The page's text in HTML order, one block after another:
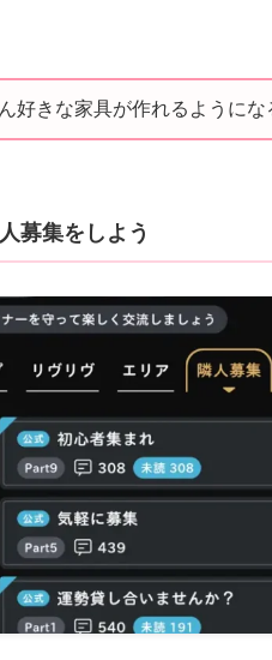
好きな家具が作れるようにな
募集をしよう